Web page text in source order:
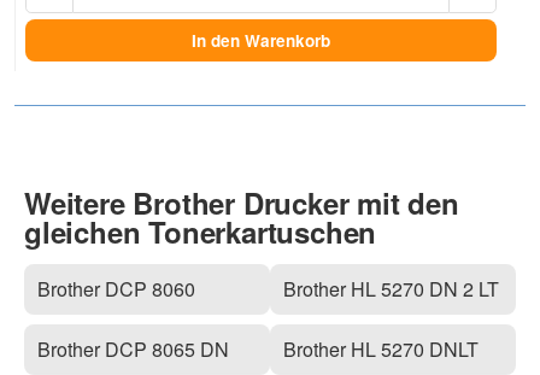
In den Warenkorb
Weitere Brother Drucker mit den
gleichen Tonerkartuschen
Brother DCP 8060
Brother DCP 8065 DN
Brother HL 5270 DN 2 LT
Brother HL 5270 DNLT